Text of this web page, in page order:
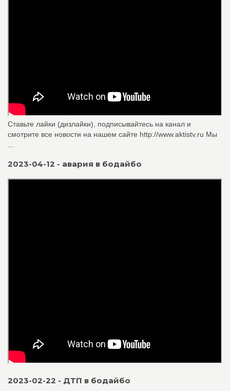
Ставьте лайки (дизлайки), подписывайтесь на канал и
смотрите все новости на нашем сайте http://www.aktistv.ru Мы
2023-04-12 - авария в бодайбо
2023-02-22 - ДТП в бодайбо